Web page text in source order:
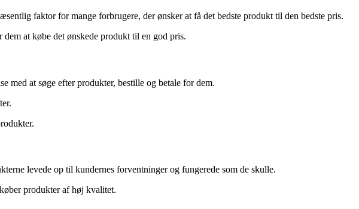
faktor for mange forbrugere, der ønsker at få det bedste produkt til den bedste pris.
at købe det ønskede produkt til en god pris.
med at søge efter produkter, bestille og betale for dem.
levede op til kundernes forventninger og fungerede som de skulle.
produkter af høj kvalitet.